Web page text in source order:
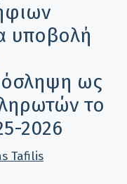
υποβολή
ως
το
2026
Tafilis